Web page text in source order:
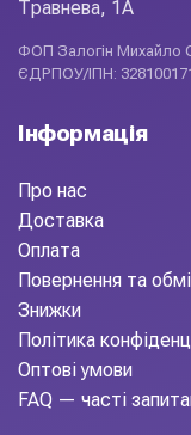
Травнева, 1А
ФОП Залогін Михайло
ЄДРПОУ/ІПН:
Інформація
Про нас
Доставка
Оплата
Повернення та
Знижки
Політика
Оптові умови
FAQ — часті